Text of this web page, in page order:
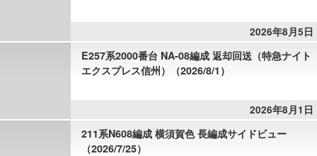
2026年8月5日
E257系2000番台 NA-08編成 返却回送（特急ナイト
エクスプレス信州）（2026/8/1）
2026年8月1日
211系N608編成 横須賀色 長編成サイドビュー
（2026/7/25）